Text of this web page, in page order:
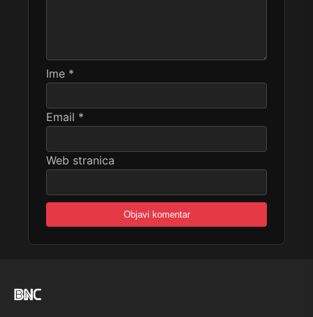
Ime *
Email *
Web stranica